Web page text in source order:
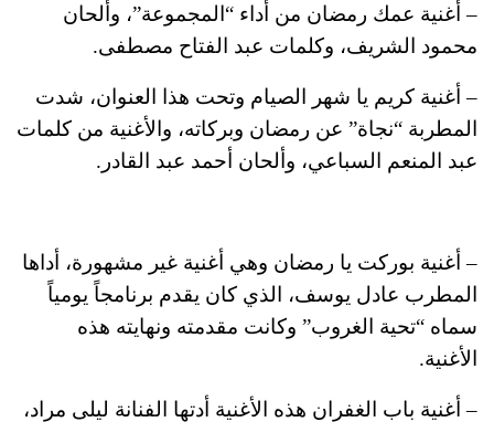
– أغنية عمك رمضان من أداء “المجموعة”، وألحان
محمود الشريف، وكلمات عبد الفتاح مصطفى.
– أغنية كريم يا شهر الصيام وتحت هذا العنوان، شدت
المطربة “نجاة” عن رمضان وبركاته، والأغنية من كلمات
عبد المنعم السباعي، وألحان أحمد عبد القادر.
– أغنية بوركت يا رمضان‬‬‬‬‬‬‬‬ وهي أغنية غير مشهورة، أداها
المطرب عادل يوسف، الذي كان يقدم برنامجاً يومياً
سماه “تحية الغروب” وكانت مقدمته ونهايته هذه
الأغنية.
– أغنية باب الغفران هذه الأغنية أدتها الفنانة ليلى مراد،